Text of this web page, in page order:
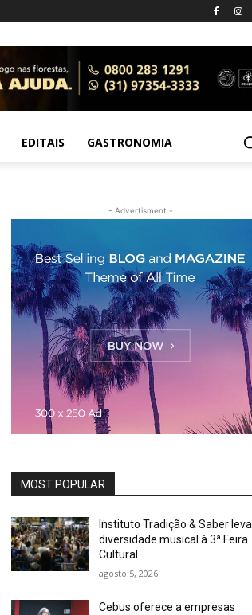
EDITAIS GASTRONOMIA
- Advertisment -
MOST POPULAR
Instituto Tradição & Saber leva
diversidade musical à 3ª Feira
Cultural
agosto 5, 2026
Cebus oferece a empresas